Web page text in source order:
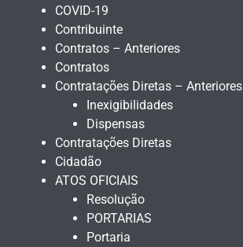
COVID-19
Contribuinte
Contratos – Anteriores
Contratos
Contratações Diretas – Anteriores
Inexigibilidades
Dispensas
Contratações Diretas
Cidadão
ATOS OFICIAIS
Resolução
PORTARIAS
Portaria